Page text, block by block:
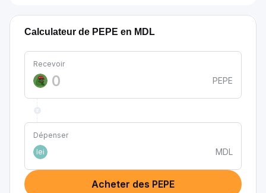
Calculateur de PEPE en MDL
Recevoir
PEPE
Dépenser
lei
MDL
Acheter des PEPE